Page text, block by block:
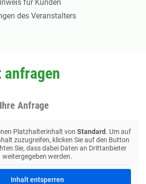
für Kunden
des Veranstalters
anfragen
Anfrage
Platzhalterinhalt von Standard. Um auf
zuzugreifen, klicken Sie auf den Button
Sie, dass dabei Daten an Drittanbieter
weitergegeben werden.
Inhalt entsperren